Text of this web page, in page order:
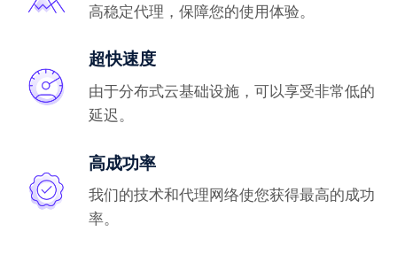
高稳定代理，保障您的使用体验。
超快速度
由于分布式云基础设施，可以享受非常低的
延迟。
高成功率
我们的技术和代理网络使您获得最高的成功
率。